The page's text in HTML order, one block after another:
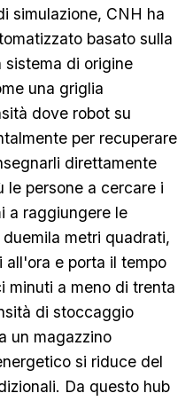
simulazione, CNH ha
basato sulla
sistema di origine
una griglia
dove robot su
per recuperare
direttamente
le persone a cercare i
a raggiungere le
metri quadrati,
e porta il tempo
minuti a meno di trenta
di stoccaggio
un magazzino
si riduce del
Da questo hub